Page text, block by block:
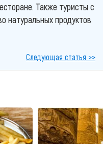
Также туристы с
натуральных продуктов
Следующая статья >>